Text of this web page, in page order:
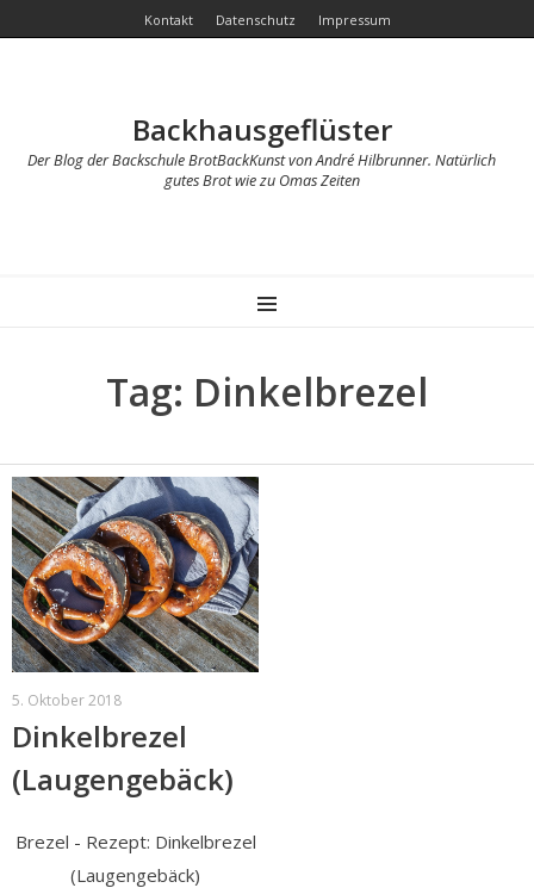
Kontakt Datenschutz Impressum
Backhausgeflüster
Der Blog der Backschule BrotBackKunst von André Hilbrunner. Natürlich
gutes Brot wie zu Omas Zeiten
MENU
Tag: Dinkelbrezel
5. Oktober 2018
Dinkelbrezel
(Laugengebäck)
Brezel - Rezept: Dinkelbrezel
(Laugengebäck)